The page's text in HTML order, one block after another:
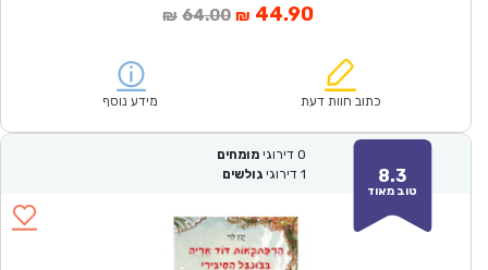
₪ 64.00המחיר
₪64.00.
₪ 44.90המחיר
הוא:
כתוב חוות דעת מידע נוסף
8.3
טוב מאוד
0 דירוגי מומחים
1 דירוגי גולשים